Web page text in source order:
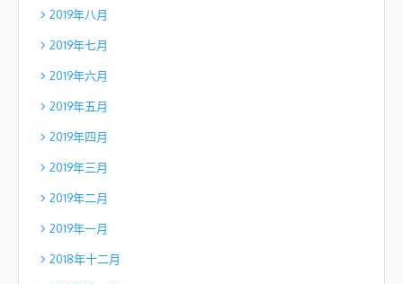
2019年八月
2019年七月
2019年六月
2019年五月
2019年四月
2019年三月
2019年二月
2019年一月
2018年十二月